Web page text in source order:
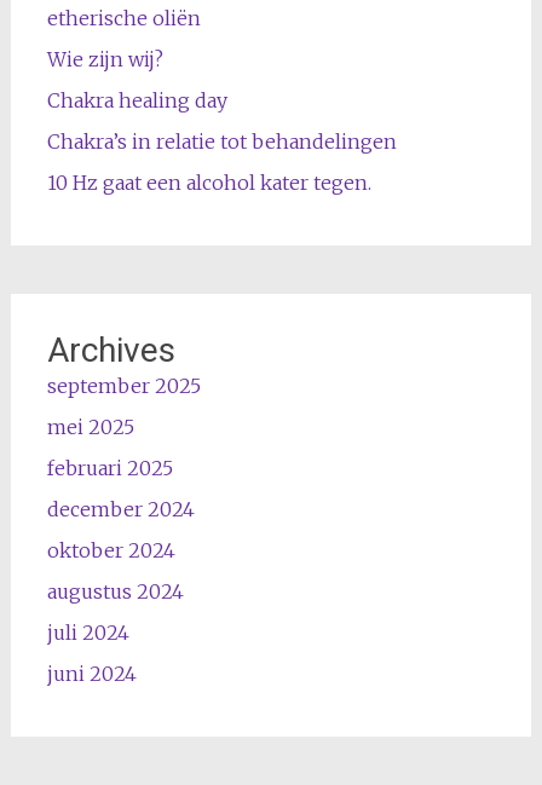
etherische oliën
Wie zijn wij?
Chakra healing day
Chakra’s in relatie tot behandelingen
10 Hz gaat een alcohol kater tegen.
Archives
september 2025
mei 2025
februari 2025
december 2024
oktober 2024
augustus 2024
juli 2024
juni 2024